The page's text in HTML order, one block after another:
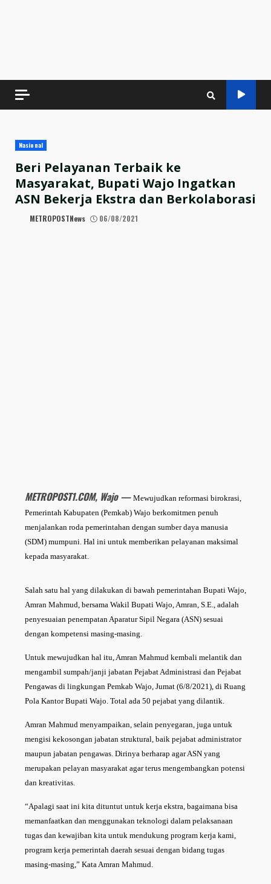
Nasional
Beri Pelayanan Terbaik ke
Masyarakat, Bupati Wajo Ingatkan
ASN Bekerja Ekstra dan Berkolaborasi
METROPOSTNews 06/08/2021
METROPOST1.COM, Wajo — Mewujudkan reformasi birokrasi,
Pemerintah Kabupaten (Pemkab) Wajo berkomitmen penuh
menjalankan roda pemerintahan dengan sumber daya manusia
(SDM) mumpuni. Hal ini untuk memberikan pelayanan maksimal
kepada masyarakat.
Salah satu hal yang dilakukan di bawah pemerintahan Bupati Wajo,
Amran Mahmud, bersama Wakil Bupati Wajo, Amran, S.E., adalah
penyesuaian penempatan Aparatur Sipil Negara (ASN) sesuai
dengan kompetensi masing-masing.
Untuk mewujudkan hal itu, Amran Mahmud kembali melantik dan
mengambil sumpah/janji jabatan Pejabat Administrasi dan Pejabat
Pengawas di lingkungan Pemkab Wajo, Jumat (6/8/2021), di Ruang
Pola Kantor Bupati Wajo. Total ada 50 pejabat yang dilantik.
Amran Mahmud menyampaikan, selain penyegaran, juga untuk
mengisi kekosongan jabatan struktural, baik pejabat administrator
maupun jabatan pengawas. Dirinya berharap agar ASN yang
merupakan pelayan masyarakat agar terus mengembangkan potensi
dan kreativitas.
“Apalagi saat ini kita dituntut untuk kerja ekstra, bagaimana bisa
memanfaatkan dan menggunakan teknologi dalam pelaksanaan
tugas dan kewajiban kita untuk mendukung program kerja kami,
program kerja pemerintah daerah sesuai dengan bidang tugas
masing-masing,” Kata Amran Mahmud.